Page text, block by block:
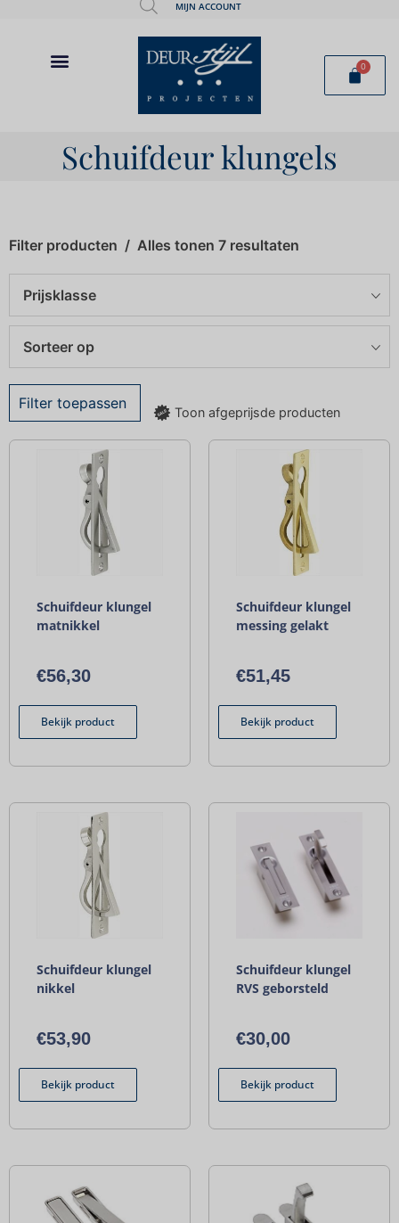
MIJN ACCOUNT
0
Schuifdeur klungels
Filter producten Alles tonen 7 resultaten
Prijsklasse
Sorteer op
Filter toepassen
Toon afgeprijsde producten
Schuifdeur klungel
matnikkel
€56,30
Bekijk product
Schuifdeur klungel
messing gelakt
€51,45
Bekijk product
Schuifdeur klungel
nikkel
€53,90
Bekijk product
Schuifdeur klungel
RVS geborsteld
€30,00
Bekijk product